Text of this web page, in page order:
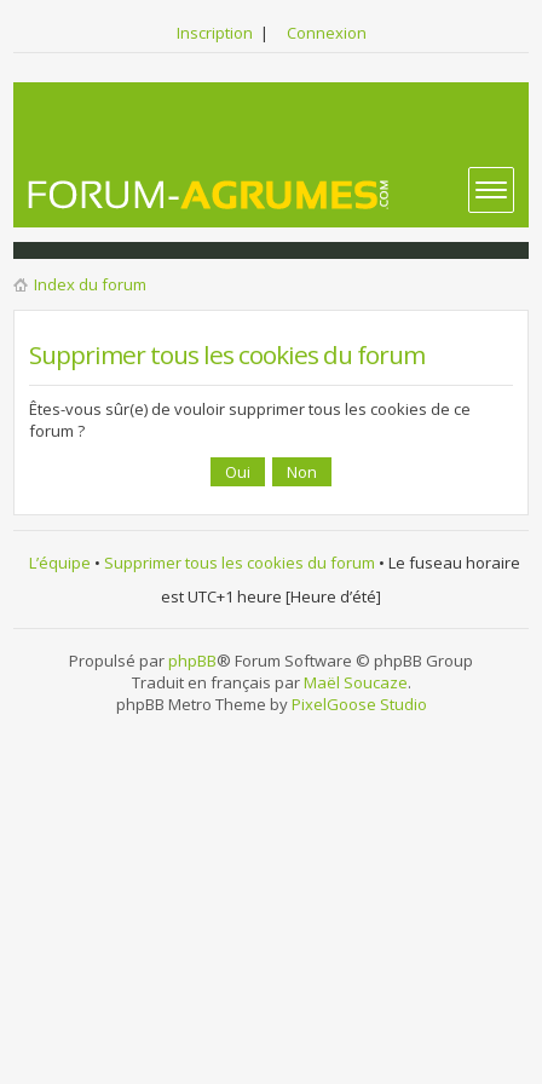
Inscription | Connexion
Index du forum
Supprimer tous les cookies du forum
Êtes-vous sûr(e) de vouloir supprimer tous les cookies de ce
forum ?
L’équipe • Supprimer tous les cookies du forum • Le fuseau horaire
est UTC+1 heure [Heure d’été]
Propulsé parphpBB® Forum Software © phpBB Group
Traduit en français parMaël Soucaze.
phpBB Metro Theme byPixelGoose Studio